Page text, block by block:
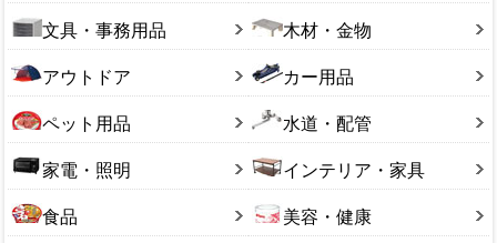
文具・事務用品 木材・金物
アウトドア カー用品
ペット用品 水道・配管
家電・照明 インテリア・家具
食品 美容・健康